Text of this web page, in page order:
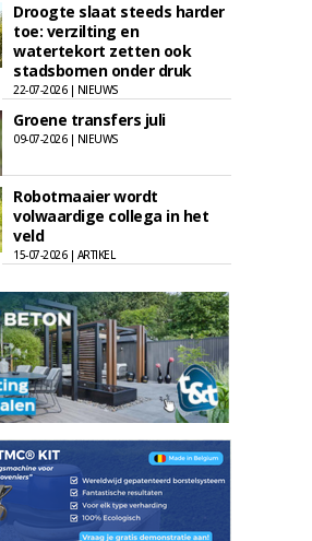
Droogte slaat steeds harder
toe: verzilting en
watertekort zetten ook
stadsbomen onder druk
22-07-2026 | NIEUWS
Groene transfers juli
09-07-2026 | NIEUWS
Robotmaaier wordt
volwaardige collega in het
veld
15-07-2026 | ARTIKEL